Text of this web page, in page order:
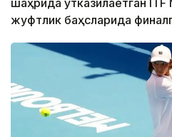
шаҳрида ўтказилаётган
жуфтлик баҳсларида